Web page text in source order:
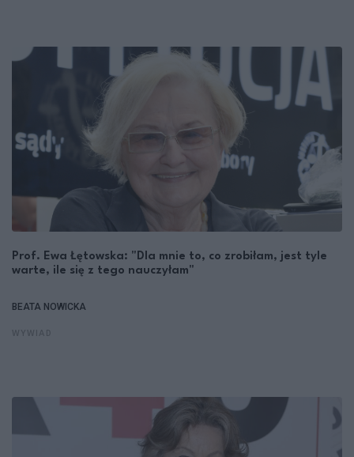
Prof. Ewa Łętowska: "Dla mnie to, co zrobiłam, jest tyle
warte, ile się z tego nauczyłam"
BEATA NOWICKA